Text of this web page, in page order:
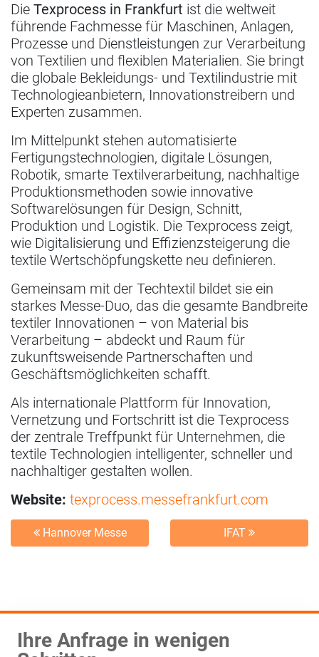
Die Texprocess in Frankfurt ist die weltweit
führende Fachmesse für Maschinen, Anlagen,
Prozesse und Dienstleistungen zur Verarbeitung
von Textilien und flexiblen Materialien. Sie bringt
die globale Bekleidungs- und Textilindustrie mit
Technologieanbietern, Innovationstreibern und
Experten zusammen.
Im Mittelpunkt stehen automatisierte
Fertigungstechnologien, digitale Lösungen,
Robotik, smarte Textilverarbeitung, nachhaltige
Produktionsmethoden sowie innovative
Softwarelösungen für Design, Schnitt,
Produktion und Logistik. Die Texprocess zeigt,
wie Digitalisierung und Effizienzsteigerung die
textile Wertschöpfungskette neu definieren.
Gemeinsam mit der Techtextil bildet sie ein
starkes Messe-Duo, das die gesamte Bandbreite
textiler Innovationen – von Material bis
Verarbeitung – abdeckt und Raum für
zukunftsweisende Partnerschaften und
Geschäftsmöglichkeiten schafft.
Als internationale Plattform für Innovation,
Vernetzung und Fortschritt ist die Texprocess
der zentrale Treffpunkt für Unternehmen, die
textile Technologien intelligenter, schneller und
nachhaltiger gestalten wollen.
Website: texprocess.messefrankfurt.com
Hannover Messe IFAT
Ihre Anfrage in wenigen